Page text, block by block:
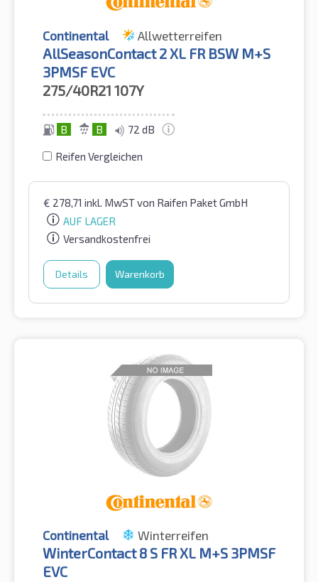
Continental Allwetterreifen
AllSeasonContact 2 XL FR BSW M+S
3PMSF EVC
275/40R21 107Y
B B 72 dB
Reifen Vergleichen
€ 278,71 inkl. MwSTvon Raifen Paket GmbH
AUF LAGER
Versandkostenfrei
Details Warenkorb
Continental Winterreifen
WinterContact 8 S FR XL M+S 3PMSF
EVC